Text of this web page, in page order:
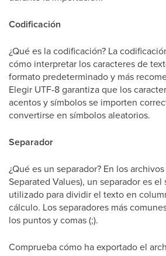
Codificación
¿Qué es la codificación? La
cómo interpretar los caracteres de
formato predeterminado y más
Elegir UTF-8 garantiza que los
acentos y símbolos se importen
convertirse en símbolos aleatorios.
Separador
¿Qué es un separador? En los
Separated Values), un separador es
utilizado para dividir el texto en
cálculo. Los separadores más
los puntos y comas (;).
Comprueba cómo ha exportado el